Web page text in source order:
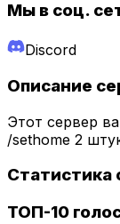
Мы в соц.
Discord
Описание
Этот сервер
/sethome 2
Статистика
ТОП-10